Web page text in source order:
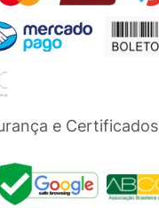
e Certificados